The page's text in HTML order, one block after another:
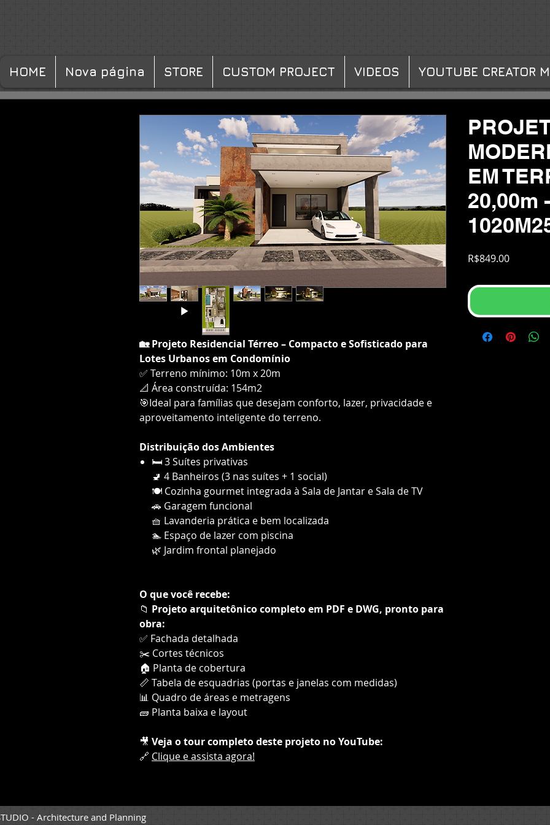
HOME Nova página STORE CUSTOM PROJECT VIDEOS YOUTUBE CREATOR
🏡 Projeto Residencial Térreo – Compacto e Sofisticado para
Lotes Urbanos em Condomínio
✅ Terreno mínimo: 10m x 20m
📐 Área construída: 154m2
🎯Ideal para famílias que desejam conforto, lazer, privacidade e
aproveitamento inteligente do terreno.
Distribuição dos Ambientes
🛏️ 3 Suítes privativas
🚽 4 Banheiros (3 nas suítes + 1 social)
🍽️ Cozinha gourmet integrada à Sala de Jantar e Sala de TV
🚗 Garagem funcional
🧺 Lavanderia prática e bem localizada
🏊 Espaço de lazer com piscina
🌿 Jardim frontal planejado
O que você recebe:
📁 Projeto arquitetônico completo em PDF e DWG, pronto para
obra:
✅ Fachada detalhada
✂️ Cortes técnicos
🏠 Planta de cobertura
📏 Tabela de esquadrias (portas e janelas com medidas)
📊 Quadro de áreas e metragens
🧱 Planta baixa e layout
🎥 Veja o tour completo deste projeto no YouTube:
🔗 Clique e assista agora!
EM
20,00m
R$849.00Price
- Architecture and Planning